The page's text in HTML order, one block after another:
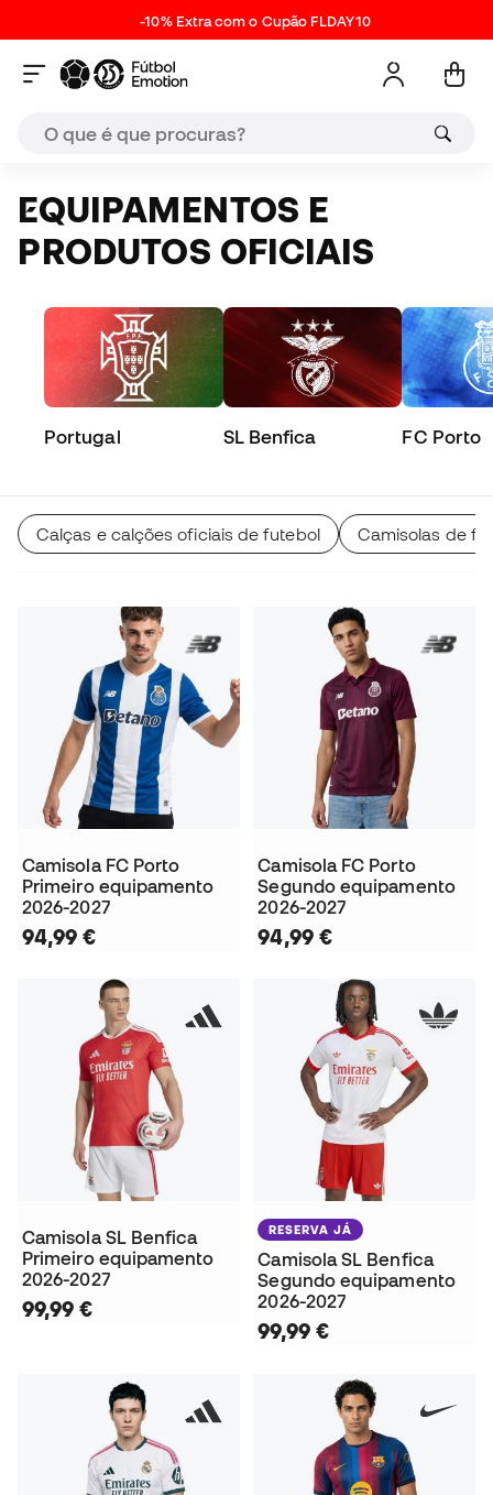
-10% Extra com o Cupão FLDAY10
EQUIPAMENTOS E
PRODUTOS OFICIAIS
Portugal SL Benfica FC Porto
Calças e calções oficiais de futebol Camisolas de
Camisola FC Porto
Primeiro equipamento
2026-2027
94,99 €
Camisola FC Porto
Segundo equipamento
2026-2027
94,99 €
Camisola SL Benfica
Primeiro equipamento
2026-2027
99,99 €
RESERVA JÁ
Camisola SL Benfica
Segundo equipamento
2026-2027
99,99 €